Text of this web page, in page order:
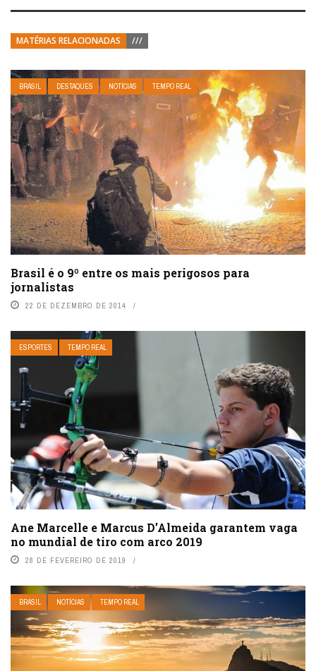
MATÉRIAS RELACIONADAS ///
BRASIL DESTAQUES NOTÍCIAS TEMPO REAL
Brasil é o 9º entre os mais perigosos para
jornalistas
22 DE DEZEMBRO DE 2014
ESPORTES TEMPO REAL
Ane Marcelle e Marcus D’Almeida garantem vaga
no mundial de tiro com arco 2019
28 DE FEVEREIRO DE 2019
BRASIL NOTÍCIAS TEMPO REAL